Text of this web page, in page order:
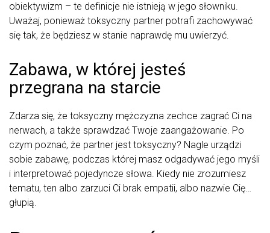
obiektywizm – te definicje nie istnieją w jego słowniku.
Uważaj, ponieważ toksyczny partner potrafi zachowywać
się tak, że będziesz w stanie naprawdę mu uwierzyć.
Zabawa, w której jesteś
przegrana na starcie
Zdarza się, że toksyczny mężczyzna zechce zagrać Ci na
nerwach, a także sprawdzać Twoje zaangażowanie. Po
czym poznać, że partner jest toksyczny? Nagle urządzi
sobie zabawę, podczas której masz odgadywać jego myśli
i interpretować pojedyncze słowa. Kiedy nie zrozumiesz
tematu, ten albo zarzuci Ci brak empatii, albo nazwie Cię…
głupią.